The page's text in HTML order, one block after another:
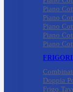
Piano
Piano
Piano
Piano
Piano
Doppia
Frigo